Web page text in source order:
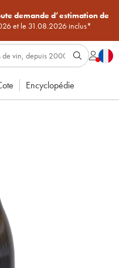
demande d’estimation de
et le 31.08.2026 inclus*
Encyclopédie